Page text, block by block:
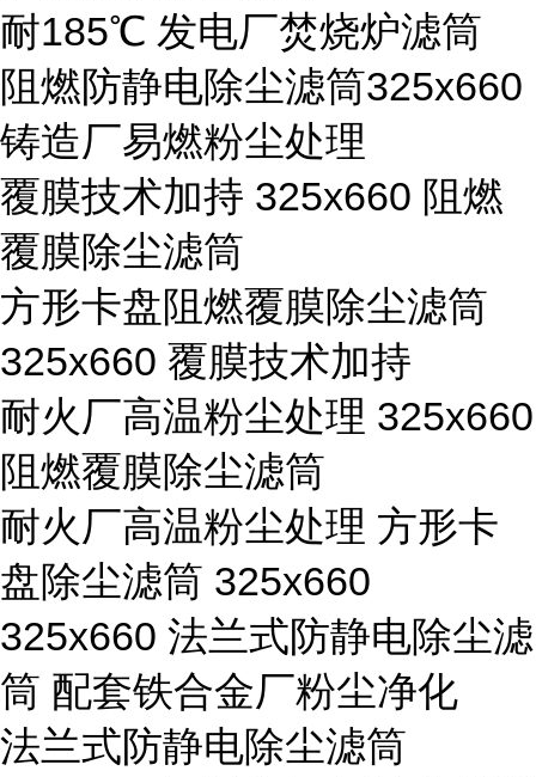
耐185℃ 发电厂焚烧炉滤筒
阻燃防静电除尘滤筒325x660
铸造厂易燃粉尘处理
覆膜技术加持 325x660 阻燃
覆膜除尘滤筒
方形卡盘阻燃覆膜除尘滤筒
325x660 覆膜技术加持
耐火厂高温粉尘处理 325x660
阻燃覆膜除尘滤筒
耐火厂高温粉尘处理 方形卡
盘除尘滤筒 325x660
325x660 法兰式防静电除尘滤
筒 配套铁合金厂粉尘净化
法兰式防静电除尘滤筒